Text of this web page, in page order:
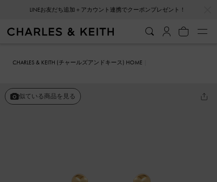
LINEお友だち追加＋アカウント連携でクーポンプレゼント！
CHARLES & KEITH (チャールズアンドキース) HOME
似ている商品を見る